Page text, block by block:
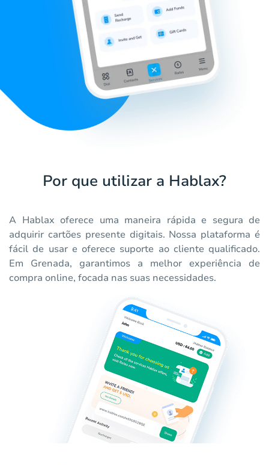
Por que utilizar a Hablax?
A Hablax oferece uma maneira rápida e segura de
adquirir cartões presente digitais. Nossa plataforma é
fácil de usar e oferece suporte ao cliente qualificado.
Em Grenada, garantimos a melhor experiência de
compra online, focada nas suas necessidades.